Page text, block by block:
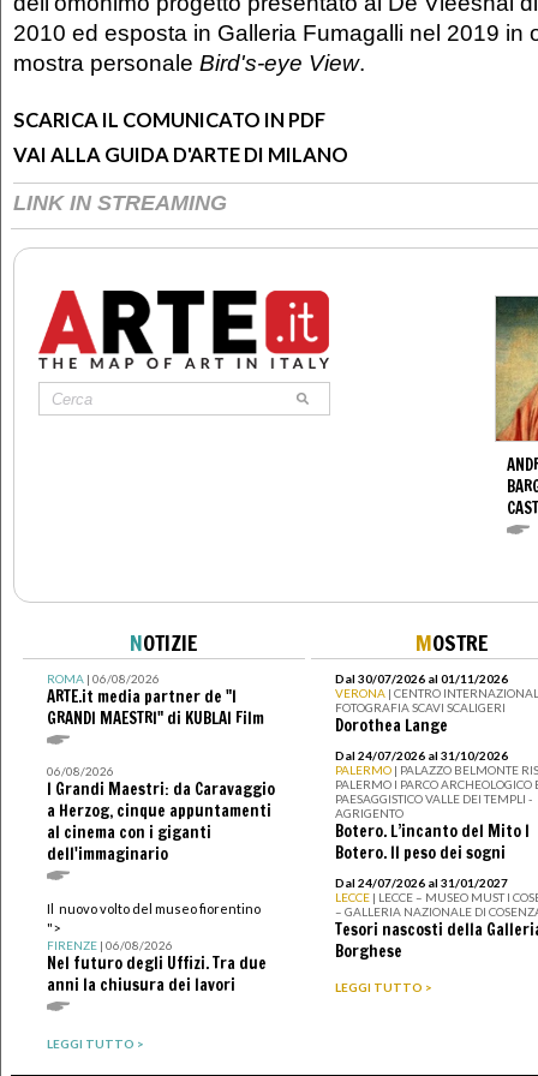
2010 ed esposta in Galleria Fumagalli nel 2019 in
mostra personale Bird's-eye View.
SCARICA IL COMUNICATO IN PDF
VAI ALLA GUIDA D'ARTE DI MILANO
LINK IN STREAMING
NOTIZIE
ROMA| 06/08/2026
ARTE.it media partner de "I
GRANDI MAESTRI" di KUBLAI Film
06/08/2026
I Grandi Maestri: da Caravaggio
a Herzog, cinque appuntamenti
al cinema con i giganti
dell'immaginario
Il nuovo volto del museo fiorentino
">
FIRENZE| 06/08/2026
Nel futuro degli Uffizi. Tra due
anni la chiusura dei lavori
LEGGI TUTTO >
MOSTRE
Dal 30/07/2026 al 01/11/2026
VERONA | CENTRO
FOTOGRAFIA SCAVI SCALIGERI
Dorothea Lange
Dal 24/07/2026 al 31/10/2026
PALERMO | PALAZZO BELMONTE
PALERMO I PARCO ARCHEOLOGICO
PAESAGGISTICO VALLE DEI TEMPLI -
AGRIGENTO
Botero. L’incanto del Mito I
Botero. Il peso dei sogni
Dal 24/07/2026 al 31/01/2027
LECCE | LECCE – MUSEO MUST I
– GALLERIA NAZIONALE DI
Tesori nascosti della
Borghese
LEGGI TUTTO >